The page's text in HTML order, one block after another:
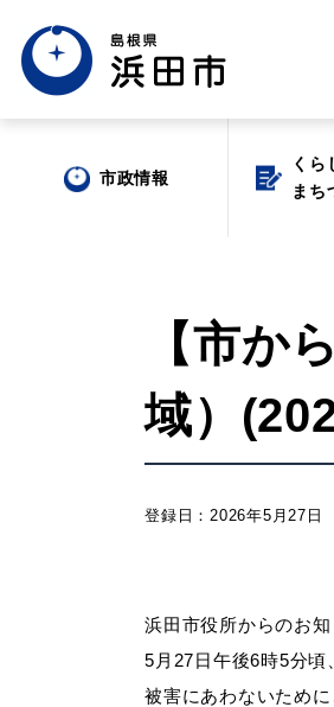
市政情報
くら
まち
場面から
市政情報
くら
まち
【市か
域）
登録日：2026年5月27日
浜田市役所からのお知
5月27日午後6時5分頃
被害にあわないため